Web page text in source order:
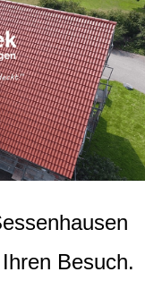
Besuch.